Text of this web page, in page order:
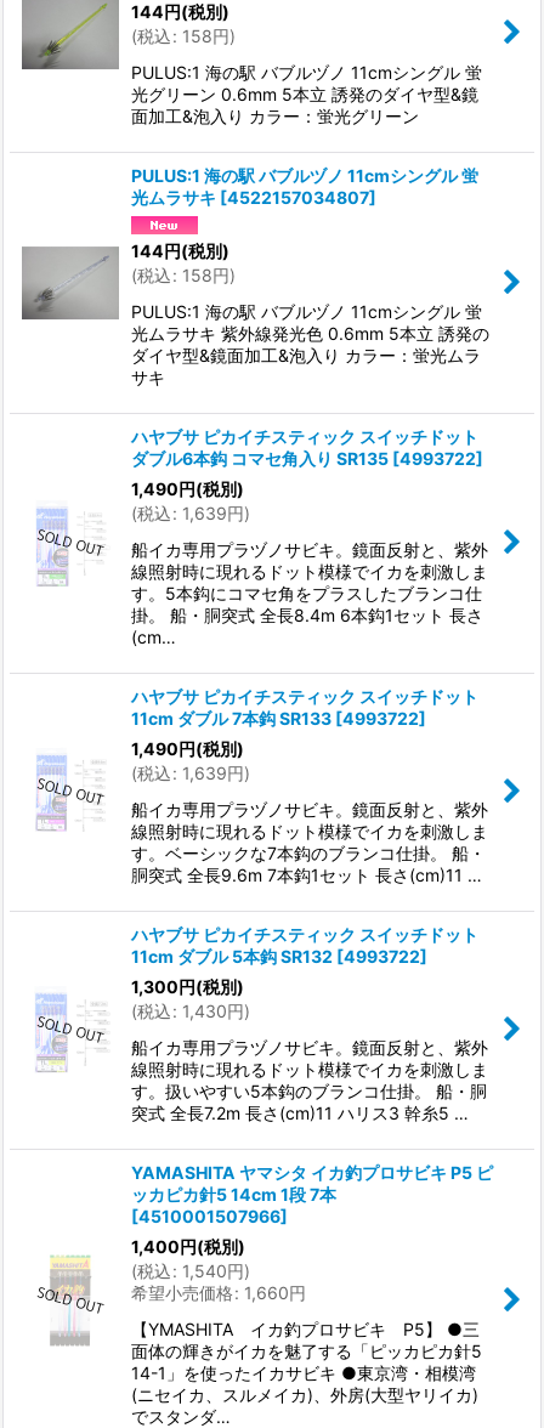
144円(税別)
(税込: 158円)
PULUS:1 海の駅 バブルヅノ 11cmシングル 蛍
光グリーン 0.6mm 5本立 誘発のダイヤ型&鏡
面加工&泡入り カラー：蛍光グリーン
PULUS:1 海の駅 バブルヅノ 11cmシングル 蛍
光ムラサキ [4522157034807]
144円(税別)
(税込: 158円)
PULUS:1 海の駅 バブルヅノ 11cmシングル 蛍
光ムラサキ 紫外線発光色 0.6mm 5本立 誘発の
ダイヤ型&鏡面加工&泡入り カラー：蛍光ムラ
サキ
ハヤブサ ピカイチスティック スイッチドット
ダブル6本鈎 コマセ角入り SR135 [4993722]
1,490円(税別)
(税込: 1,639円)
船イカ専用プラヅノサビキ。鏡面反射と、紫外
線照射時に現れるドット模様でイカを刺激しま
す。5本鈎にコマセ角をプラスしたブランコ仕
掛。 船・胴突式 全長8.4m 6本鈎1セット 長さ
(cm…
ハヤブサ ピカイチスティック スイッチドット
11cm ダブル 7本鈎 SR133 [4993722]
1,490円(税別)
(税込: 1,639円)
船イカ専用プラヅノサビキ。鏡面反射と、紫外
線照射時に現れるドット模様でイカを刺激しま
す。ベーシックな7本鈎のブランコ仕掛。 船・
胴突式 全長9.6m 7本鈎1セット 長さ(cm)11 …
ハヤブサ ピカイチスティック スイッチドット
11cm ダブル 5本鈎 SR132 [4993722]
1,300円(税別)
(税込: 1,430円)
船イカ専用プラヅノサビキ。鏡面反射と、紫外
線照射時に現れるドット模様でイカを刺激しま
す。扱いやすい5本鈎のブランコ仕掛。 船・胴
突式 全長7.2m 長さ(cm)11 ハリス3 幹糸5 …
YAMASHITA ヤマシタ イカ釣プロサビキ P5 ピ
ッカピカ針5 14cm 1段 7本
[4510001507966]
1,400円(税別)
(税込: 1,540円)
希望小売価格: 1,660円
【YMASHITA イカ釣プロサビキ P5】 ●三
面体の輝きがイカを魅了する「ピッカピカ針5
14-1」を使ったイカサビキ ●東京湾・相模湾
(ニセイカ、スルメイカ)、外房(大型ヤリイカ)
でスタンダ…